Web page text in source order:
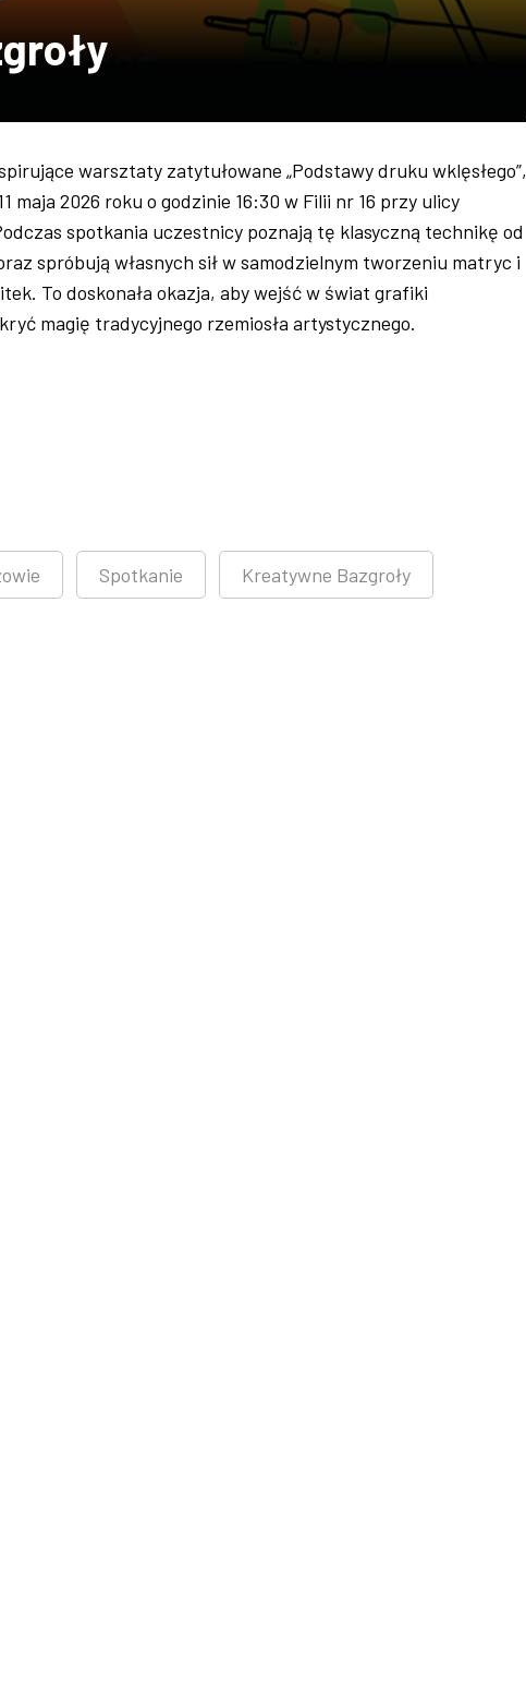
warsztaty zatytułowane „Podstawy druku wklęsłego”,
maja 2026 roku o godzinie 16:30 w Filii nr 16 przy ulicy
spotkania uczestnicy poznają tę klasyczną technikę od
spróbują własnych sił w samodzielnym tworzeniu matryc i
To doskonała okazja, aby wejść w świat grafiki
magię tradycyjnego rzemiosła artystycznego.
Spotkanie Kreatywne Bazgroły